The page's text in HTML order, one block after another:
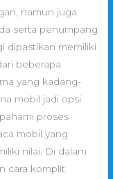
namun juga
serta penumpang
dipastikan memiliki
beberapa
yang kadang-
mobil jadi opsi
proses
mobil yang
nilai. Di dalam
cara komplit